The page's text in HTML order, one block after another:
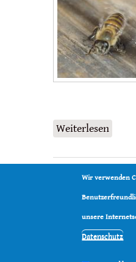
Weiterlesen
Wir verwenden
unsere
Datenschutz